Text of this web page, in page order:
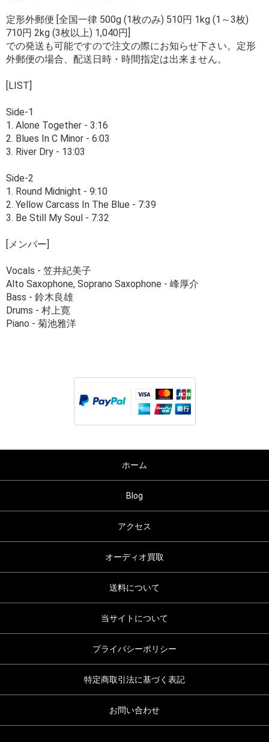
定形外郵便 [全国一律 500g (1枚のみ) 510円 1kg (1～3枚)
710円 2kg (3枚以上) 1,040円]
での発送も可能ですので注文の際にお知らせ下さい。定形
外郵便の場合、配送日時・時間指定は出来ません。
[LIST]
Side-1
1. Alone Together - 3:16
2. Blues In C Minor - 6:03
3. River Dry - 13:03
Side-2
1. Round Midnight - 9:10
2. Yellow Carcass In The Blue - 7:39
3. Be Still My Soul - 7:32
[メンバー]
Vocals - 笠井紀美子
Alto Saxophone, Soprano Saxophone - 峰厚介
Bass - 鈴木良雄
Drums - 村上寛
Piano - 菊池雅洋
ホーム
Blog
アクセス
オーディオ買取
送料について
当サイトについて
プライバシーポリシー
特定商取引法に基づく表記
お問い合わせ